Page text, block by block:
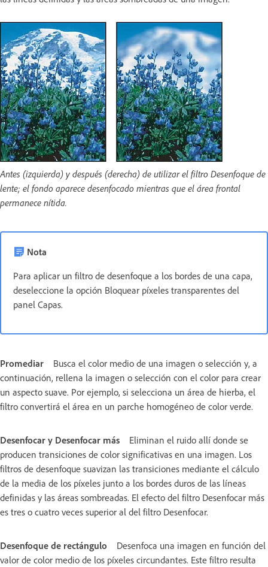
Antes (izquierda) y después (derecha) de utilizar el filtro Desenfoque de
lente; el fondo aparece desenfocado mientras que el área frontal
permanece nítida.
Nota
Para aplicar un filtro de desenfoque a los bordes de una capa,
deseleccione la opción Bloquear píxeles transparentes del
panel Capas.
Promediar
Busca el color medio de una imagen o selección y, a
continuación, rellena la imagen o selección con el color para crear
un aspecto suave. Por ejemplo, si selecciona un área de hierba, el
filtro convertirá el área en un parche homogéneo de color verde.
Desenfocar y Desenfocar más
Eliminan el ruido allí donde se
producen transiciones de color significativas en una imagen. Los
filtros de desenfoque suavizan las transiciones mediante el cálculo
de la media de los píxeles junto a los bordes duros de las líneas
definidas y las áreas sombreadas. El efecto del filtro Desenfocar más
es tres o cuatro veces superior al del filtro Desenfocar.
Desenfoque de rectángulo
Desenfoca una imagen en función del
valor de color medio de los píxeles circundantes. Este filtro resulta